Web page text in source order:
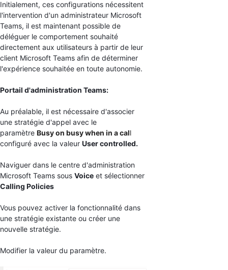
Initialement, ces configurations nécessitent
l'intervention d'un administrateur Microsoft
Teams, il est maintenant possible de
déléguer le comportement souhaité
directement aux utilisateurs à partir de leur
client Microsoft Teams afin de déterminer
l'expérience souhaitée en toute autonomie.
Portail d'administration Teams:
Au préalable, il est nécessaire d'associer
une stratégie d'appel avec le
paramètre Busy on busy when in a call
configuré avec la valeur User controlled.
Naviguer dans le centre d'administration
Microsoft Teams sous Voice et sélectionner
Calling Policies
Vous pouvez activer la fonctionnalité dans
une stratégie existante ou créer une
nouvelle stratégie.
Modifier la valeur du paramètre.